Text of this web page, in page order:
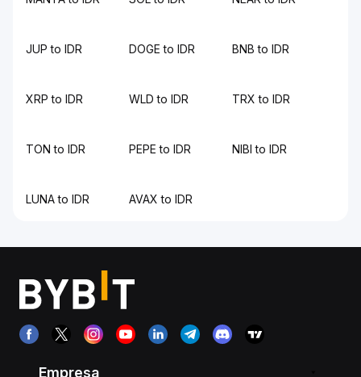
JUP to IDR DOGE to IDR BNB to IDR
XRP to IDR WLD to IDR TRX to IDR
TON to IDR PEPE to IDR NIBI to IDR
LUNA to IDR AVAX to IDR
Empresa